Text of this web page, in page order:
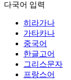
다국어 입력
히라가나
가타카나
중국어
한글고어
그리스문자
프랑스어